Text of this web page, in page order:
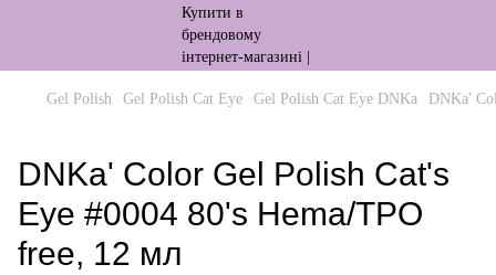
Gel Polish Gel Polish Cat Eye Gel Polish Cat Eye DNKa DNKa'
DNKa' Color Gel Polish Cat's
Eye #0004 80's Hema/TPO
free, 12 мл